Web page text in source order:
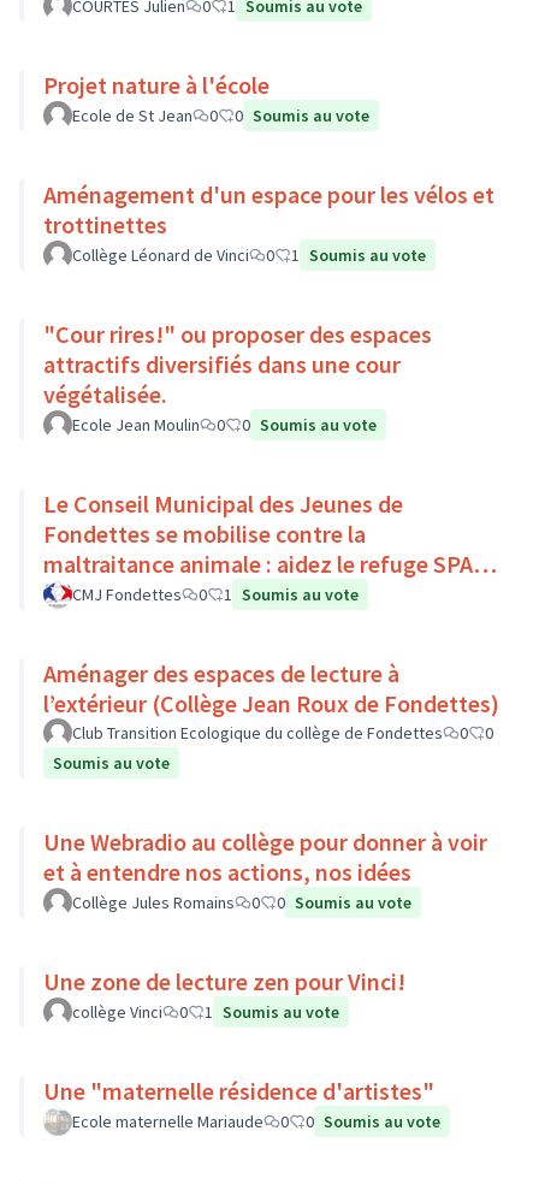
COURTES Julien 0 1 Soumis au vote
Projet nature à l'école
Ecole de St Jean 0 0 Soumis au vote
Aménagement d'un espace pour les vélos et
trottinettes
Collège Léonard de Vinci 0 1 Soumis au vote
"Cour rires!" ou proposer des espaces
attractifs diversifiés dans une cour
végétalisée.
Ecole Jean Moulin 0 0 Soumis au vote
Le Conseil Municipal des Jeunes de
Fondettes se mobilise contre la
maltraitance animale : aidez le refuge SPA
de Luynes !
CMJ Fondettes 0 1 Soumis au vote
Aménager des espaces de lecture à
l’extérieur (Collège Jean Roux de Fondettes)
Club Transition Ecologique du collège de Fondettes 0
0
Soumis au vote
Une Webradio au collège pour donner à voir
et à entendre nos actions, nos idées
Collège Jules Romains 0 0 Soumis au vote
Une zone de lecture zen pour Vinci!
collège Vinci 0 1 Soumis au vote
Une "maternelle résidence d'artistes"
Ecole maternelle Mariaude 0 0 Soumis au vote